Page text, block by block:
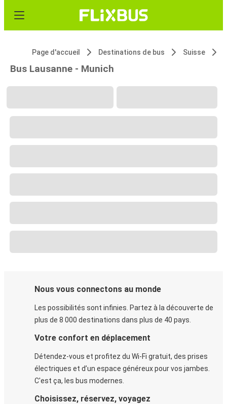
Page d'accueil Destinations de bus Suisse
Bus Lausanne - Munich
Nous vous connectons au monde
Les possibilités sont infinies. Partez à la découverte de
plus de 8 000 destinations dans plus de 40 pays.
Votre confort en déplacement
Détendez-vous et profitez du Wi-Fi gratuit, des prises
électriques et d’un espace généreux pour vos jambes.
C'est ça, les bus modernes.
Choisissez, réservez, voyagez